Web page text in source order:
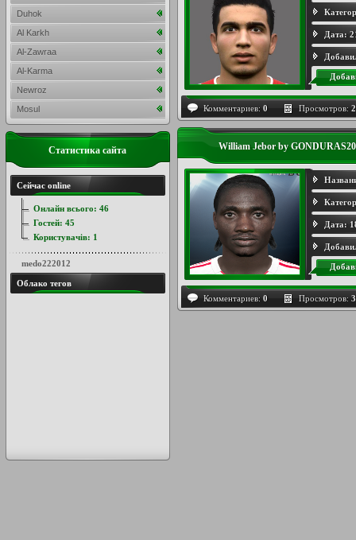
Дата:
Комментариев: 0 Просмотров:
William Jebor by
Дата:
Комментариев: 0 Просмотров:
Duhok
Al Karkh
Al-Zawraa
Al-Karma
Newroz
Mosul
Статистика сайта
Сейчас online
Онлайн всього: 46
Гостей: 45
Користувачів: 1
medo222012
Облако тегов